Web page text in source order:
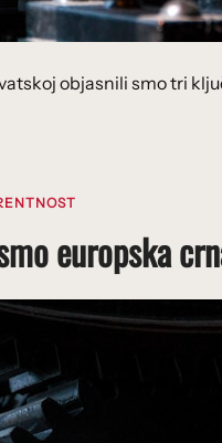
objasnili smo tri
europska